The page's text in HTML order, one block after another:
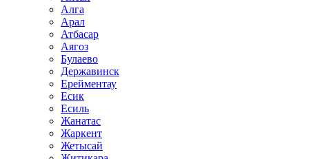
Алга
Арал
Атбасар
Аягоз
Булаево
Державинск
Ерейментау
Есик
Есиль
Жанатас
Жаркент
Жетысай